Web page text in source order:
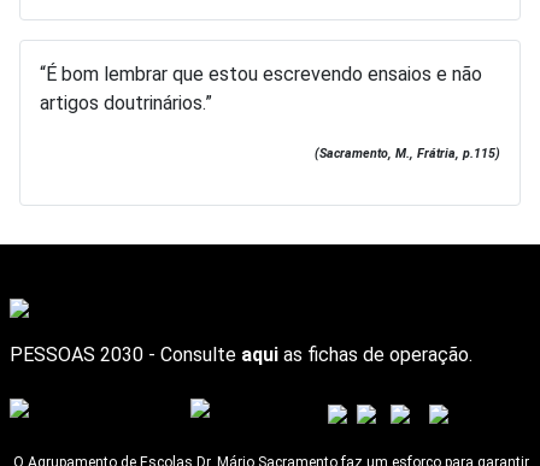
“É bom lembrar que estou escrevendo ensaios e não
artigos doutrinários.”
(Sacramento, M., Frátria, p.115)
PESSOAS 2030 - Consulte aqui as fichas de operação.